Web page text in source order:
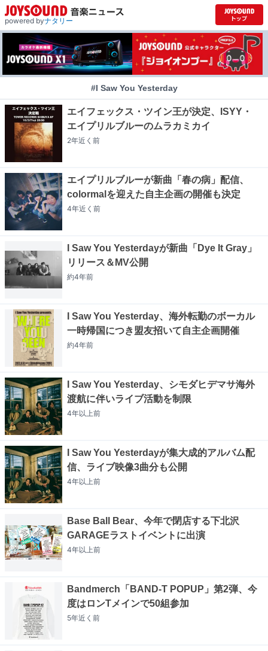
powered byナタリー
#I Saw You Yesterday
エイフェックス・ツイン王が決定、ISYY・
エイプリルブルーのムラカミカイ
2年近く 前
エイプリルブルーが新曲「春の病」配信、
colormalを迎えた自主企画の開催も決定
4年近く 前
I Saw You Yesterdayが新曲「Dye It Gray」
リリース＆MV公開
約4年前
I Saw You Yesterday、海外転勤のボーカル
一時帰国につき盟友招いて自主企画開催
約4年前
I Saw You Yesterday、シモダヒデマサ海外
渡航に伴いライブ活動を制限
4年以上前
I Saw You Yesterdayが集大成的アルバム配
信、ライブ映像3曲分も公開
4年以上前
Base Ball Bear、今年で閉店する下北沢
GARAGEラストイベントに出演
4年以上前
Bandmerch「BAND-T POPUP」第2弾、今
度はロンTメインで50組参加
5年近く 前